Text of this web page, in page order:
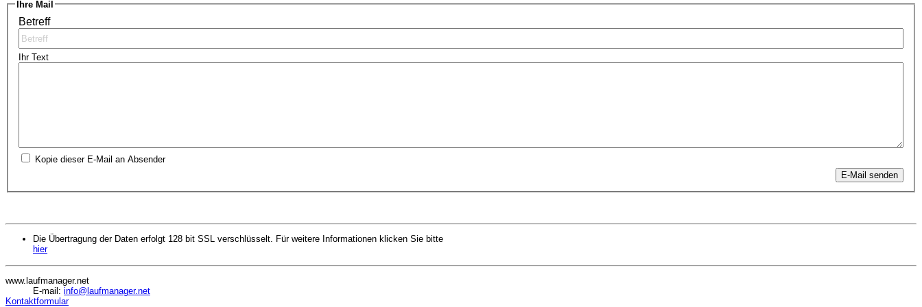
Ihre Mail
Betreff
Ihr Text
Kopie dieser E-Mail an Absender
E-Mail senden
Die Übertragung der Daten erfolgt 128 bit SSL verschlüsselt. Für weitere Informationen klicken Sie bitte
hier
www.laufmanager.net
E-mail: info@laufmanager.net
Kontaktformular